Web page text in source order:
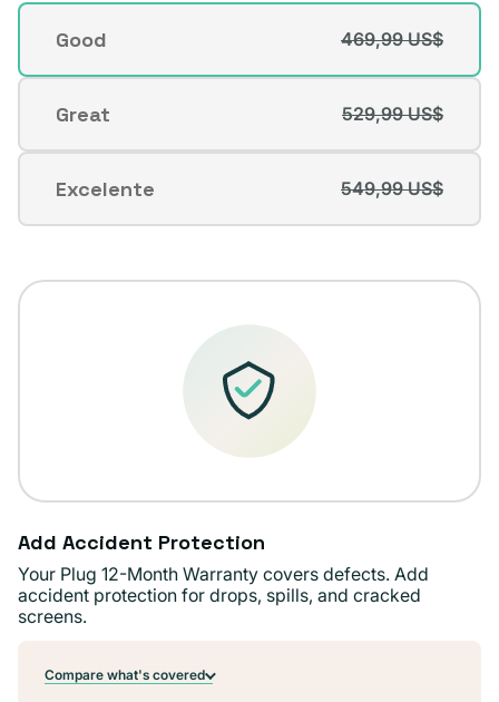
Condición
Good
Variante
agotada
o
no
disponible
469,99 US$
Great
Variante
agotada
o
no
disponible
529,99 US$
Excelente
Variante
agotada
no
549,99 US$
Add Accident Protection
Your Plug 12-Month Warranty covers defects. Add
accident protection for drops, spills, and cracked
screens.
Compare what's covered